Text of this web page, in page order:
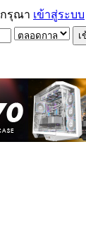
กรุณา เข้าสู่ระบบ